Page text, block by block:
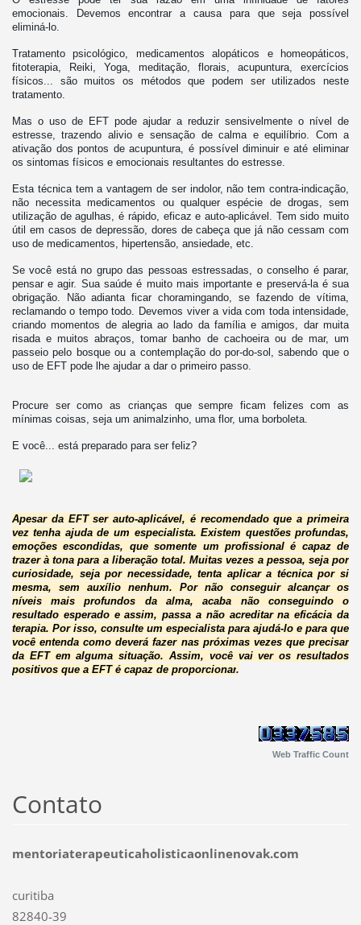
emocionais. Devemos encontrar a causa para que seja possível
eliminá-lo.
Tratamento psicológico, medicamentos alopáticos e homeopáticos,
fitoterapia, Reiki, Yoga, meditação, florais, acupuntura, exercícios
físicos... são muitos os métodos que podem ser utilizados neste
tratamento.
Mas o uso de EFT pode ajudar a reduzir sensivelmente o nível de
estresse, trazendo alivio e sensação de calma e equilíbrio. Com a
ativação dos pontos de acupuntura, é possível diminuir e até eliminar
os sintomas físicos e emocionais resultantes do estresse.
Esta técnica tem a vantagem de ser indolor, não tem contra-indicação,
não necessita medicamentos ou qualquer espécie de drogas, sem
utilização de agulhas, é rápido, eficaz e auto-aplicável. Tem sido muito
útil em casos de depressão, dores de cabeça que já não cessam com
uso de medicamentos, hipertensão, ansiedade, etc.
Se você está no grupo das pessoas estressadas, o conselho é parar,
pensar e agir. Sua saúde é muito mais importante e preservá-la é sua
obrigação. Não adianta ficar choramingando, se fazendo de vítima,
reclamando o tempo todo. Devemos viver a vida com toda intensidade,
criando momentos de alegria ao lado da família e amigos, dar muita
risada e muitos abraços, tomar banho de cachoeira ou de mar, um
passeio pelo bosque ou a contemplação do por-do-sol, sabendo que o
uso de EFT pode lhe ajudar a dar o primeiro passo.
Procure ser como as crianças que sempre ficam felizes com as
mínimas coisas, seja um animalzinho, uma flor, uma borboleta.
E você... está preparado para ser feliz?
Apesar da EFT ser auto-aplicável, é recomendado que a primeira
vez tenha ajuda de um especialista. Existem questões profundas,
emoções escondidas, que somente um profissional é capaz de
trazer à tona para a liberação total. Muitas vezes a pessoa, seja por
curiosidade, seja por necessidade, tenta aplicar a técnica por si
mesma, sem auxílio nenhum. Por não conseguir alcançar os
níveis mais profundos da alma, acaba não conseguindo o
resultado esperado e assim, passa a não acreditar na eficácia da
terapia. Por isso, consulte um especialista para ajudá-lo e para que
você entenda como deverá fazer nas próximas vezes que precisar
da EFT em alguma situação. Assim, você vai ver os resultados
positivos que a EFT é capaz de proporcionar.
Web Traffic Count
Contato
mentoriaterapeuticaholisticaonlinenovak.com
curitiba
82840-39